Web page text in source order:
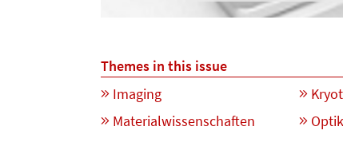
Themes in this issue
Imaging
Materialwissenschaften